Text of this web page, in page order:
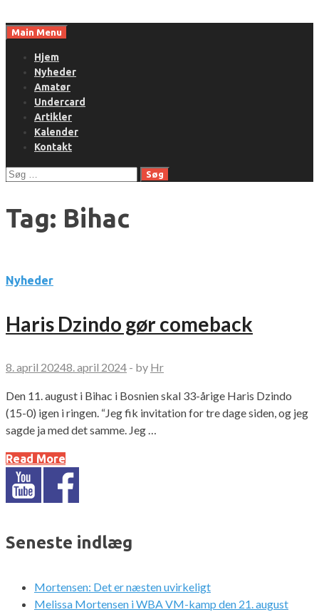
toMain Menu
Hjem
Nyheder
Amatør
Undercard
Artikler
Kalender
Kontakt
Søg
Tag: Bihac
Nyheder
Haris Dzindo gør comeback
8. april 20248. april 2024 - by Hr
Den 11. august i Bihac i Bosnien skal 33-årige Haris Dzindo
(15-0) igen i ringen. “Jeg fik invitation for tre dage siden, og jeg
sagde ja med det samme. Jeg …
Read More
Seneste indlæg
Mortensen: Det er næsten uvirkeligt
Melissa Mortensen i WBA VM-kamp den 21. august